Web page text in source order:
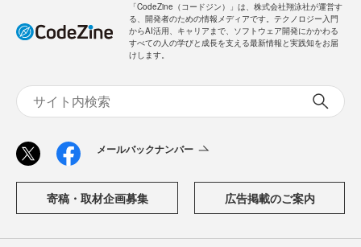
「CodeZine（コードジン）」は、株式会社翔泳社が運営す
る、開発者のための情報メディアです。テクノロジー入門
からAI活用、キャリアまで、ソフトウェア開発にかかわる
すべての人の学びと成長を支える最新情報と実践知をお届
けします。
メールバックナンバー
寄稿・取材企画募集 広告掲載のご案内